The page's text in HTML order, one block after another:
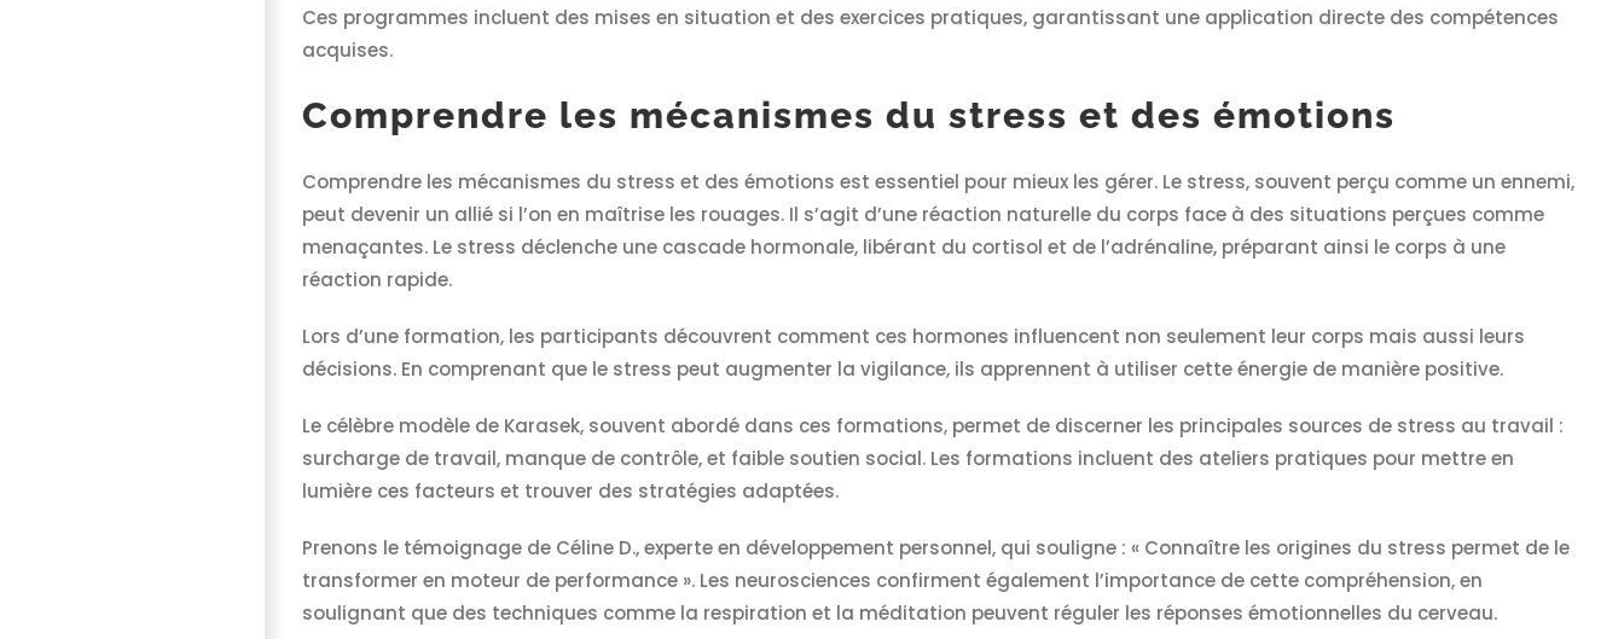
Ces programmes incluent des mises en situation et des exercices pratiques, garantissant une application directe des compétences
acquises.
Comprendre les mécanismes du stress et des émotions
Comprendre les mécanismes du stress et des émotions est essentiel pour mieux les gérer. Le stress, souvent perçu comme un ennemi,
peut devenir un allié si l’on en maîtrise les rouages. Il s’agit d’une réaction naturelle du corps face à des situations perçues comme
menaçantes. Le stress déclenche une cascade hormonale, libérant du cortisol et de l’adrénaline, préparant ainsi le corps à une
réaction rapide.
Lors d’une formation, les participants découvrent comment ces hormones influencent non seulement leur corps mais aussi leurs
décisions. En comprenant que le stress peut augmenter la vigilance, ils apprennent à utiliser cette énergie de manière positive.
Le célèbre modèle de Karasek, souvent abordé dans ces formations, permet de discerner les principales sources de stress au travail :
surcharge de travail, manque de contrôle, et faible soutien social. Les formations incluent des ateliers pratiques pour mettre en
lumière ces facteurs et trouver des stratégies adaptées.
Prenons le témoignage de Céline D., experte en développement personnel, qui souligne : « Connaître les origines du stress permet de le
transformer en moteur de performance ». Les neurosciences confirment également l’importance de cette compréhension, en
soulignant que des techniques comme la respiration et la méditation peuvent réguler les réponses émotionnelles du cerveau.